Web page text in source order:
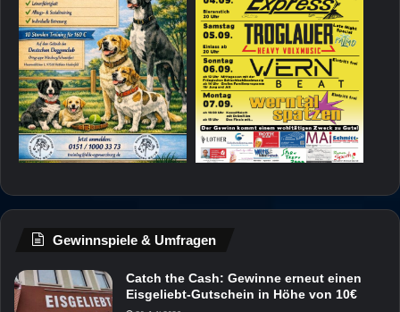
Gewinnspiele & Umfragen
Catch the Cash: Gewinne erneut einen
Eisgeliebt-Gutschein in Höhe von 10€